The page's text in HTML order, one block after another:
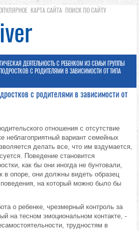
КАРТА САЙТА ПОИСК ПО САЙТУ
ДЕЯТЕЛЬНОСТЬ С РЕБЕНКОМ ИЗ СЕМЬИ ГРУППЫ
С РОДИТЕЛЯМИ В ЗАВИСИМОСТИ ОТ ТИПА
с родителями в зависимости от
отношения с отсутствие
неблагоприятный вариант семейных
делать все, что им вздумается,
Поведение становится
как бы они иногда не бунтовали,
в опоре, они должны видеть образец
поведения, на который можно было бы
о ребенке, чрезмерный контроль за
на тесном эмоциональном контакте, -
трудностям в